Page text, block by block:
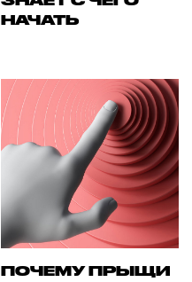
НАЧАТЬ
ПОЧЕМУ ПРЫЩИ